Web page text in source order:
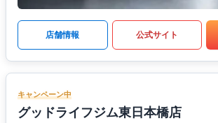
店舗情報 公式サイト
キャンペーン中
グッドライフジム東日本橋店